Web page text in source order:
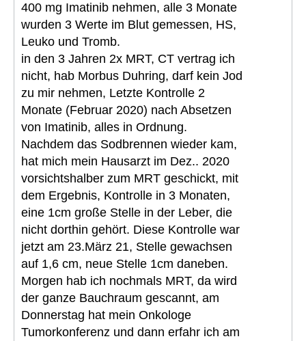
400 mg Imatinib nehmen, alle 3 Monate
wurden 3 Werte im Blut gemessen, HS,
Leuko und Tromb.
in den 3 Jahren 2x MRT, CT vertrag ich
nicht, hab Morbus Duhring, darf kein Jod
zu mir nehmen, Letzte Kontrolle 2
Monate (Februar 2020) nach Absetzen
von Imatinib, alles in Ordnung.
Nachdem das Sodbrennen wieder kam,
hat mich mein Hausarzt im Dez.. 2020
vorsichtshalber zum MRT geschickt, mit
dem Ergebnis, Kontrolle in 3 Monaten,
eine 1cm große Stelle in der Leber, die
nicht dorthin gehört. Diese Kontrolle war
jetzt am 23.März 21, Stelle gewachsen
auf 1,6 cm, neue Stelle 1cm daneben.
Morgen hab ich nochmals MRT, da wird
der ganze Bauchraum gescannt, am
Donnerstag hat mein Onkologe
Tumorkonferenz und dann erfahr ich am